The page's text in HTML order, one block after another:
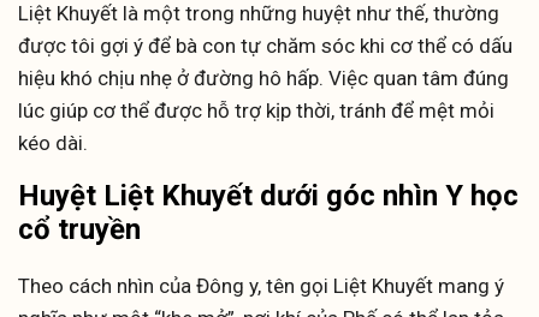
Liệt Khuyết là một trong những huyệt như thế, thường
được tôi gợi ý để bà con tự chăm sóc khi cơ thể có dấu
hiệu khó chịu nhẹ ở đường hô hấp. Việc quan tâm đúng
lúc giúp cơ thể được hỗ trợ kịp thời, tránh để mệt mỏi
kéo dài.
Huyệt Liệt Khuyết dưới góc nhìn Y học
cổ truyền
Theo cách nhìn của Đông y, tên gọi Liệt Khuyết mang ý